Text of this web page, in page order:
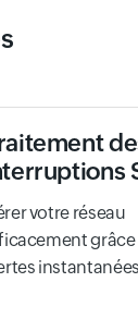
votre réseau
grâce
instantanées